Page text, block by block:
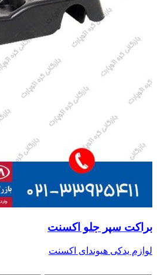
براکت سپر جلو اکسنت
لوازم یدکی هیوندای اکسنت